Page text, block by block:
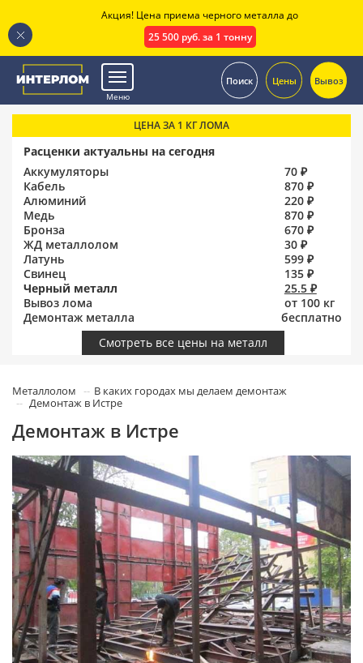
Меню
Поиск Цены Вывоз
ЦЕНА ЗА 1 КГ ЛОМА
Расценки актуальны на сегодня
Аккумуляторы
70 ₽
Кабель
870 ₽
Алюминий
220 ₽
Медь
870 ₽
Бронза
670 ₽
ЖД металлолом
30 ₽
Латунь
599 ₽
Свинец
135 ₽
Черный металл
25.5 ₽
Вывоз лома
от 100 кг
Демонтаж металла
бесплатно
Смотреть все цены на металл
Металлолом
В каких городах мы делаем демонтаж
Демонтаж в Истре
Демонтаж в Истре
Акция! Цена приема черного металла до
25 500 руб. за 1 тонну
.